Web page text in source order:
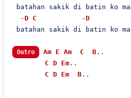
batahan sakik di batin ko
  -
D C
           -
D
batahan sakik di batin ko
Outro Am E Am C B..
C D Em..
C D Em B..